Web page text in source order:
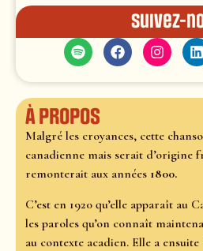
Suivez-
À propos
Malgré les croyances, cette
canadienne mais serait d’origine
remonterait aux années 1800.
C’est en 1920 qu’elle apparaît au
les paroles qu’on connaît
au contexte acadien. Elle a ensuite